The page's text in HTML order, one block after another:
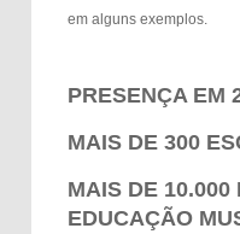
em alguns exemplos.
PRESENÇA EM
MAIS DE 300
MAIS DE 10.000
EDUCAÇÃO